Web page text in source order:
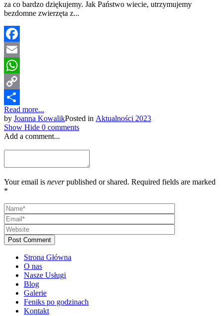
za co bardzo dziękujemy. Jak Państwo wiecie, utrzymujemy
bezdomne zwierzęta z...
Facebook
Email
WhatsApp
Copy
Link
Share
Read more...
by Joanna KowalikPosted in Aktualności 2023
Show Hide 0 comments
Add a comment...
Your email is neverpublished or shared. Required fields are marked
*
Post Comment
Strona Główna
O nas
Nasze Usługi
Blog
Galerie
Feniks po godzinach
Kontakt